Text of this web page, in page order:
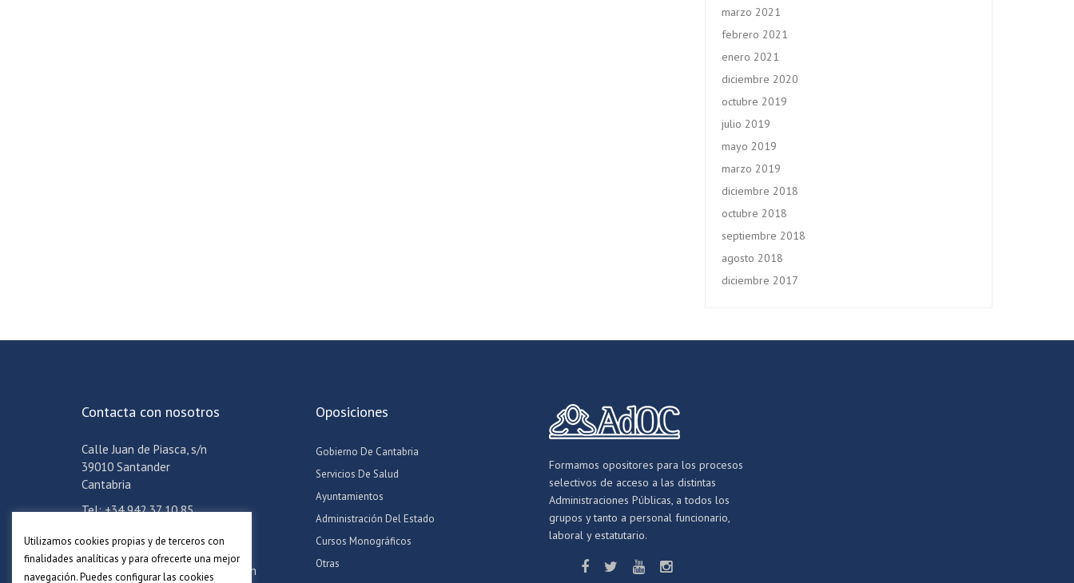
marzo 2021
febrero 2021
enero 2021
diciembre 2020
octubre 2019
julio 2019
mayo 2019
marzo 2019
diciembre 2018
octubre 2018
septiembre 2018
agosto 2018
diciembre 2017
Contacta con nosotros
Calle Juan de Piasca, s/n
39010 Santander
Cantabria
Tel: +34 942 37 10 85
Email:info@academiaadoc.es
Horario oficina: Lun-Jue de 16-19h
Oposiciones
Gobierno De Cantabria
Servicios De Salud
Ayuntamientos
Administración Del Estado
Cursos Monográficos
Otras
Formamos opositores para los procesos
selectivos de acceso a las distintas
Administraciones Públicas, a todos los
grupos y tanto a personal funcionario,
laboral y estatutario.
Utilizamos cookies propias y de terceros con
finalidades analíticas y para ofrecerte una mejor
navegación. Puedes configurar las cookies